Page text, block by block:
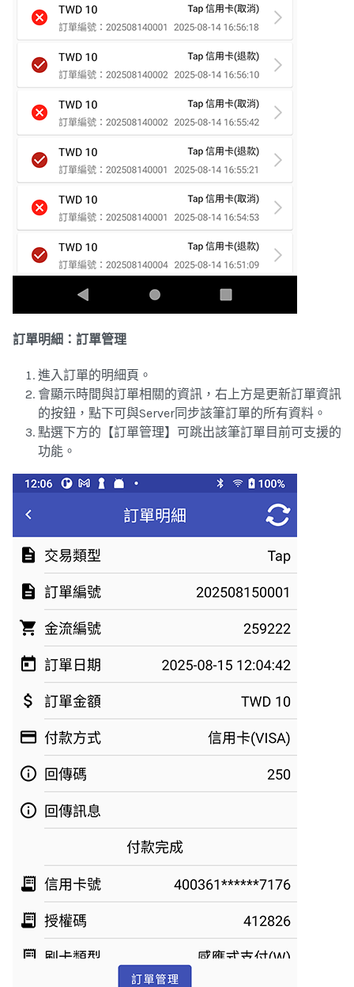
訂單明細：訂單管理
進入訂單的明細頁。
會顯示時間與訂單相關的資訊，右上方是更新訂單資訊
的按鈕，點下可與Server同步該筆訂單的所有資料。
點選下方的【訂單管理】可跳出該筆訂單目前可支援的
功能。